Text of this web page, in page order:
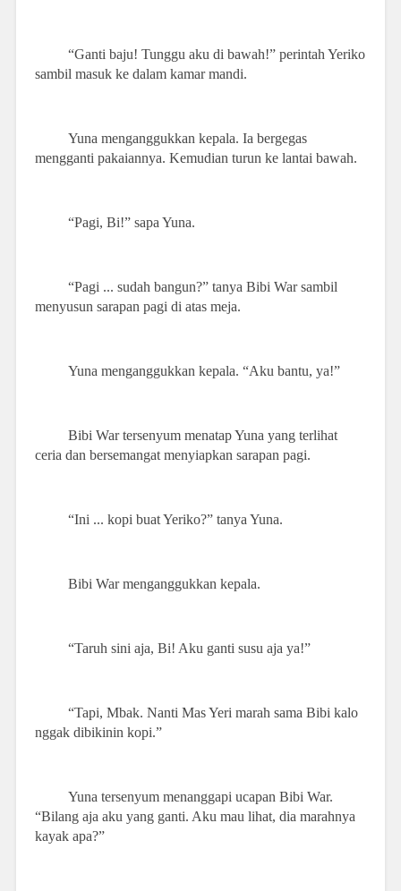
“Ganti baju! Tunggu aku di bawah!” perintah Yeriko
sambil masuk ke dalam kamar mandi.
Yuna menganggukkan kepala. Ia bergegas
mengganti pakaiannya. Kemudian turun ke lantai bawah.
“Pagi, Bi!” sapa Yuna.
“Pagi ... sudah bangun?” tanya Bibi War sambil
menyusun sarapan pagi di atas meja.
Yuna menganggukkan kepala. “Aku bantu, ya!”
Bibi War tersenyum menatap Yuna yang terlihat
ceria dan bersemangat menyiapkan sarapan pagi.
“Ini ...kopi buat Yeriko?” tanya Yuna.
Bibi War menganggukkan kepala.
“Taruh sini aja, Bi! Aku ganti susu aja ya!”
“Tapi, Mbak. Nanti Mas Yeri marah sama Bibi kalo
nggak dibikinin kopi.”
Yuna tersenyum menanggapi ucapan Bibi War.
“Bilang aja aku yang ganti. Aku mau lihat, dia marahnya
kayak apa?”